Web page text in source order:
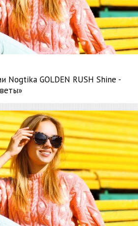
Nogtika GOLDEN RUSH Shine -